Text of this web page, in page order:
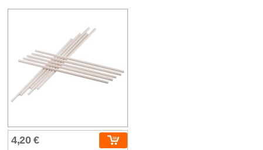
4,20 €